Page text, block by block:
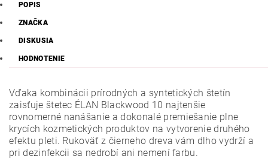
POPIS
ZNAČKA
DISKUSIA
HODNOTENIE
Vďaka kombinácii prírodných a syntetických štetín
zaisťuje štetec ÉLAN Blackwood 10 najtenšie
rovnomerné nanášanie a dokonalé premiešanie plne
krycích kozmetických produktov na vytvorenie druhého
efektu pleti. Rukoväť z čierneho dreva vám dlho vydrží a
pri dezinfekcii sa nedrobí ani nemení farbu.